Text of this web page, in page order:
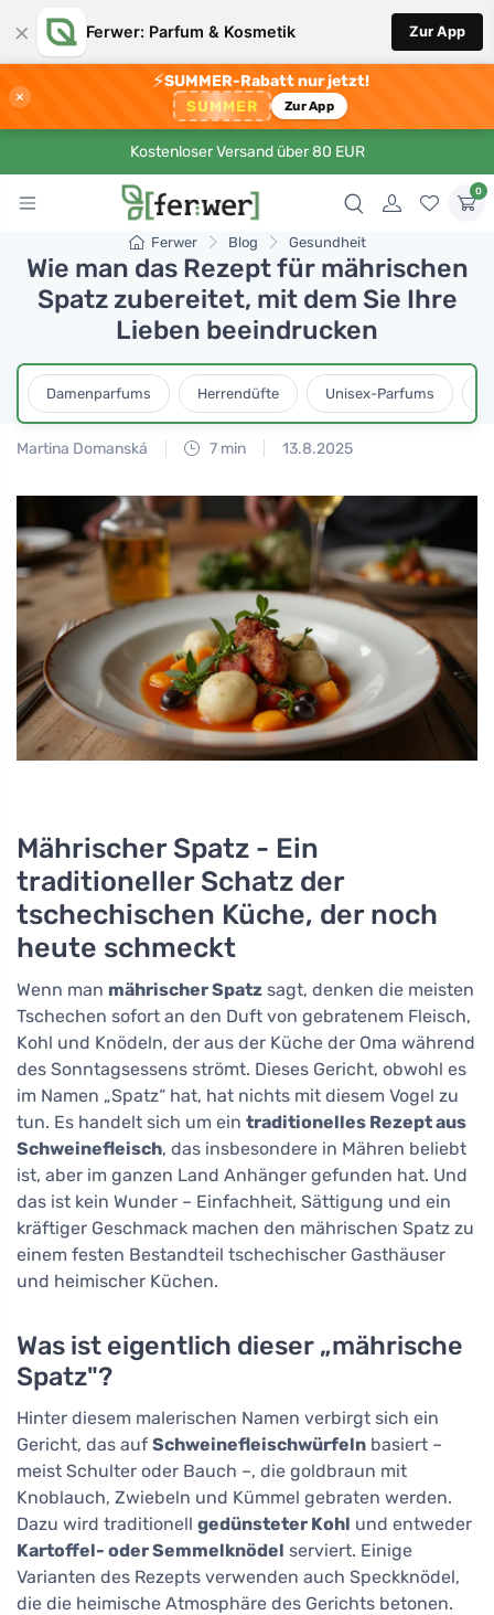
× Ferwer: Parfum & Kosmetik Zur App
×
⚡SUMMER-Rabatt nur jetzt!
SUMMER Zur App
Kostenloser Versand über 80 EUR
0
Ferwer Blog Gesundheit
Wie man das Rezept für mährischen
Spatz zubereitet, mit dem Sie Ihre
Lieben beeindrucken
Damenparfums Herrendüfte Unisex-Parfums
Martina Domanská 7 min 13.8.2025
Mährischer Spatz - Ein
traditioneller Schatz der
tschechischen Küche, der noch
heute schmeckt
Wenn man mährischer Spatz sagt, denken die meisten
Tschechen sofort an den Duft von gebratenem Fleisch,
Kohl und Knödeln, der aus der Küche der Oma während
des Sonntagsessens strömt. Dieses Gericht, obwohl es
im Namen „Spatz“ hat, hat nichts mit diesem Vogel zu
tun. Es handelt sich um ein traditionelles Rezept aus
Schweinefleisch, das insbesondere in Mähren beliebt
ist, aber im ganzen Land Anhänger gefunden hat. Und
das ist kein Wunder – Einfachheit, Sättigung und ein
kräftiger Geschmack machen den mährischen Spatz zu
einem festen Bestandteil tschechischer Gasthäuser
und heimischer Küchen.
Was ist eigentlich dieser „mährische
Spatz"?
Hinter diesem malerischen Namen verbirgt sich ein
Gericht, das auf Schweinefleischwürfeln basiert –
meist Schulter oder Bauch –, die goldbraun mit
Knoblauch, Zwiebeln und Kümmel gebraten werden.
Dazu wird traditionell gedünsteter Kohl und entweder
Kartoffel- oder Semmelknödel serviert. Einige
Varianten des Rezepts verwenden auch Speckknödel,
die die heimische Atmosphäre des Gerichts betonen.